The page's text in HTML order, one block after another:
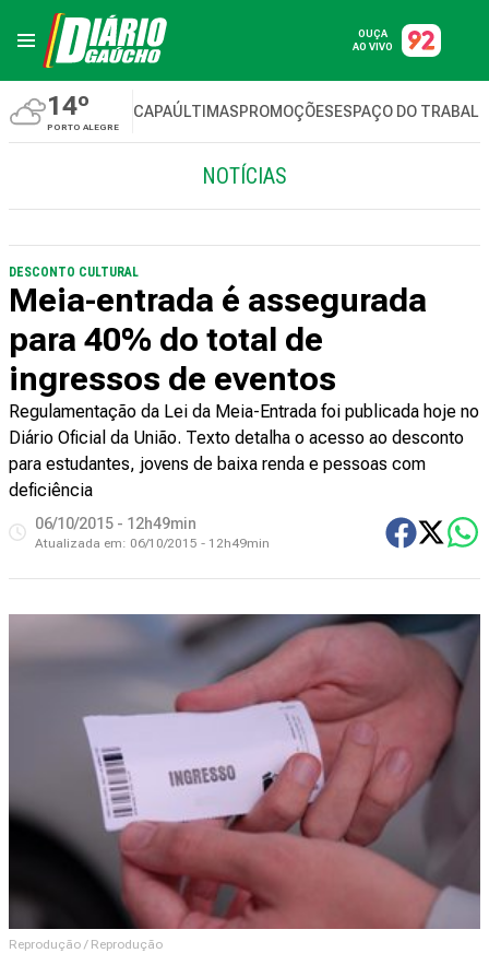
OUÇA
AO VIVO
14º
PORTO ALEGRE
CAPAÚLTIMASPROMOÇÕESESPAÇO DO
NOTÍCIAS
DESCONTO CULTURAL
Meia-entrada é assegurada
para 40% do total de
ingressos de eventos
Regulamentação da Lei da Meia-Entrada foi publicada hoje no
Diário Oficial da União. Texto detalha o acesso ao desconto
para estudantes, jovens de baixa renda e pessoas com
deficiência
06/10/2015 - 12h49min
Atualizada em: 06/10/2015 - 12h49min
Reprodução / Reprodução